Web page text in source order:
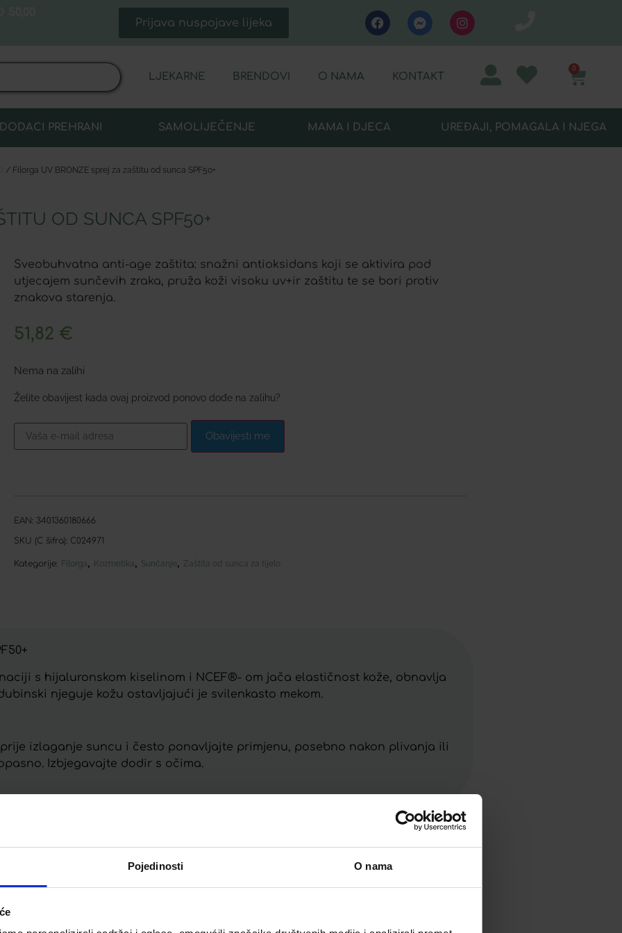
Pojedinosti O nama
Prijava nuspojave lijeka
LJEKARNE BRENDOVI O NAMA KONTAKT
0
DODACI PREHRANI SAMOLIJEČENJE MAMA I DJECA UREĐAJI, POMAGALA I NJEGA
/ Filorga UV BRONZE sprej za zaštitu od sunca SPF50+
OD SUNCA SPF50+
Sveobuhvatna anti-age zaštita: snažni antioksidans koji se aktivira pod
utjecajem sunčevih zraka, pruža koži visoku uv+ir zaštitu te se bori protiv
znakova starenja.
51,82 €
Nema na zalihi
Želite obavijest kada ovaj proizvod ponovo dođe na zalihu?
Obavijesti me
EAN: 3401360180666
SKU (C šifra): C024971
Kategorije: Filorga, Kozmetika, Sunčanje, Zaštita od sunca za tijelo
s hijaluronskom kiselinom i NCEF®- om jača elastičnost kože, obnavlja
njeguje kožu ostavljajući je svilenkasto mekom.
izlaganje suncu i često ponavljajte primjenu, posebno nakon plivanja ili
Izbjegavajte dodir s očima.